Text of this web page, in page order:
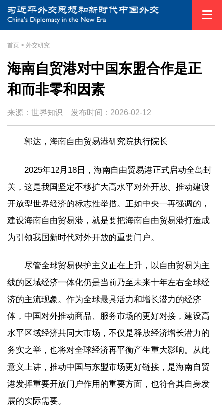
首页 > 外交研究
海南自贸港对中国东盟合作是正
和而非零和因素
来源：世界知识 发布时间： 2026-02-12
郭达，海南自由贸易港研究院执行院长
2025年12月18日，海南自由贸易港正式启动全岛封
关，这是我国坚定不移扩大高水平对外开放、推动建设
开放型世界经济的标志性举措。正如中央一再强调的，
建设海南自由贸易港，就是要把海南自由贸易港打造成
为引领我国新时代对外开放的重要门户。
尽管全球贸易保护主义正在上升，以自由贸易为主
线的区域经济一体化仍是当前乃至未来十年左右全球经
济的主流现象。作为全球最具活力和增长潜力的经济
体，中国对外推动商品、服务市场的更好对接，建设高
水平区域经济共同大市场，不仅是释放经济增长潜力的
务实之举，也将对全球经济再平衡产生重大影响。从此
意义上讲，推动中国与东盟市场更好链接，是海南自贸
港发挥重要开放门户作用的重要方面，也符合其自身发
展的实际需要。